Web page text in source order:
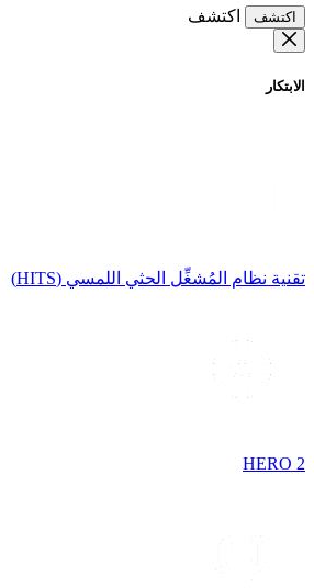
اكتشف اكتشف
الابتكار
تقنية نظام المُشغِّل الحثي اللمسي (HITS)
HERO 2